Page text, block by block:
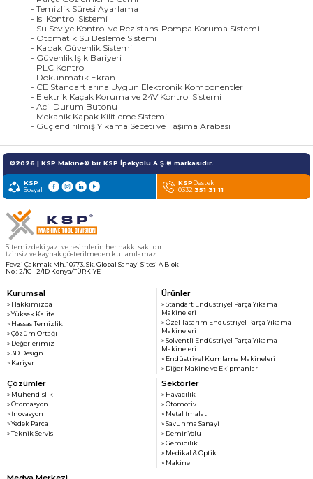
- Temizlik Süresi Ayarlama
- Isı Kontrol Sistemi
- Su Seviye Kontrol ve Rezistans-Pompa Koruma Sistemi
- Otomatik Su Besleme Sistemi
- Kapak Güvenlik Sistemi
- Güvenlik Işık Bariyeri
- PLC Kontrol
- Dokunmatik Ekran
- CE Standartlarına Uygun Elektronik Komponentler
- Elektrik Kaçak Koruma ve 24V Kontrol Sistemi
- Acil Durum Butonu
- Mekanik Kapak Kilitleme Sistemi
- Güçlendirilmiş Yıkama Sepeti ve Taşıma Arabası
©2026 | KSP Makine® bir KSP İpekyolu A.Ş.® markasıdır.
KSP
Sosyal
KSPDestek
0332 351 31 11
Sitemizdeki yazı ve resimlerin her hakkı saklıdır.
İzinsiz ve kaynak gösterilmeden kullanılamaz.
Fevzi Çakmak Mh. 10773. Sk. Global Sanayi Sitesi A Blok
No : 2/1C - 2/1D Konya/TÜRKİYE
Kurumsal
» Hakkımızda
» Yüksek Kalite
» Hassas Temizlik
» Çözüm Ortağı
» Değerlerimiz
» 3D Design
» Kariyer
Ürünler
» Standart Endüstriyel Parça Yıkama
Makineleri
» Özel Tasarım Endüstriyel Parça Yıkama
Makineleri
» Solventli Endüstriyel Parça Yıkama
Makineleri
» Endüstriyel Kumlama Makineleri
» Diğer Makine ve Ekipmanlar
Çözümler
» Mühendislik
» Otomasyon
» İnovasyon
» Yedek Parça
» Teknik Servis
Sektörler
» Havacılık
» Otomotiv
» Metal İmalat
» Savunma Sanayi
» Demir Yolu
» Gemicilik
» Medikal & Optik
» Makine